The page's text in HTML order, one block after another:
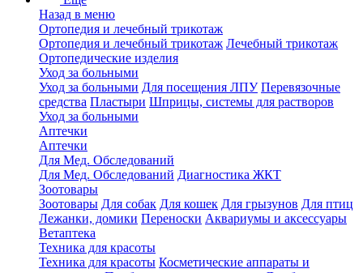
Назад в меню
Ортопедия и лечебный трикотаж
Ортопедия и лечебный трикотаж Лечебный трикотаж
Ортопедические изделия
Уход за больными
Уход за больными Для посещения ЛПУ Перевязочные
средства Пластыри Шприцы, системы для растворов
Уход за больными
Аптечки
Аптечки
Для Мед. Обследований
Для Мед. Обследований Диагностика ЖКТ
Зоотовары
Зоотовары Для собак Для кошек Для грызунов Для птиц
Лежанки, домики Переноски Аквариумы и аксессуары
Ветаптека
Техника для красоты
Техника для красоты Косметические аппараты и